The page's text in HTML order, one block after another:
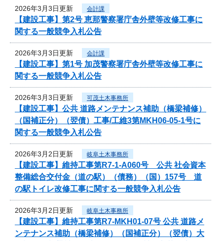
2026年3月3日更新 会計課
【建設工事】第2号 恵那警察署庁舎外壁等改修工事に
関する一般競争入札公告
2026年3月3日更新 会計課
【建設工事】第1号 加茂警察署庁舎外壁等改修工事に
関する一般競争入札公告
2026年3月3日更新 可茂土木事務所
【建設工事】公共 道路メンテナンス補助（橋梁補修）
（国補正分）（翌債）工事/工維3第MKH06-05-1号に
関する一般競争入札公告
2026年3月2日更新 岐阜土木事務所
【建設工事】維持工事第R7-1-A060号 公共 社会資本
整備総合交付金（道の駅）（債務）（国）157号 道
の駅トイレ改修工事に関する一般競争入札公告
2026年3月2日更新 岐阜土木事務所
【建設工事】維持工事第R7-MKH01-07号 公共 道路メ
ンテナンス補助（橋梁補修）（国補正分）（翌債）大